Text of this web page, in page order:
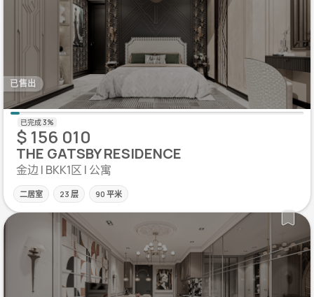
已售出
$ 156 010
THE GATSBY RESIDENCE
金边 | BKK1区 | 公寓
二居室 23 层 90 平米